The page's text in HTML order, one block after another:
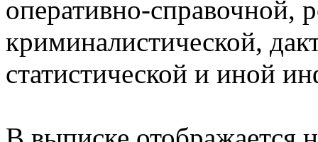
оперативно-справочной,
криминалистической,
статистической и иной